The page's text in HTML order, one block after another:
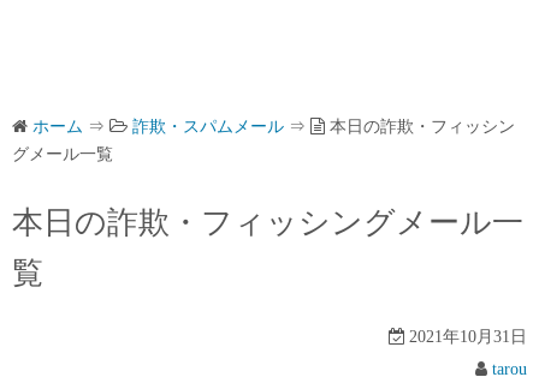
ホーム ⇒ 詐欺・スパムメール ⇒
本日の詐欺・フィッシン
グメール一覧
本日の詐欺・フィッシングメール一
覧
2021年10月31日
tarou